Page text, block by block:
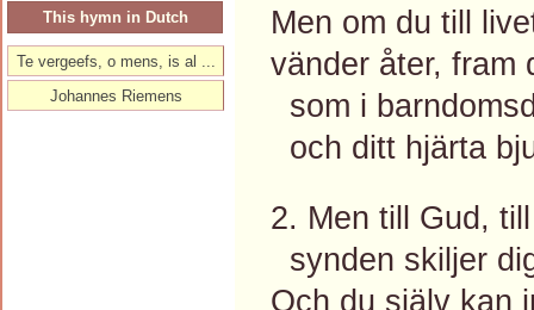
Men om du till
vänder åter, fram
som i
och ditt hjärta
2. Men till Gud,
synden skiljer
Och du själv kan
This hymn in Dutch
Te vergeefs, o mens, is al ...
Johannes Riemens